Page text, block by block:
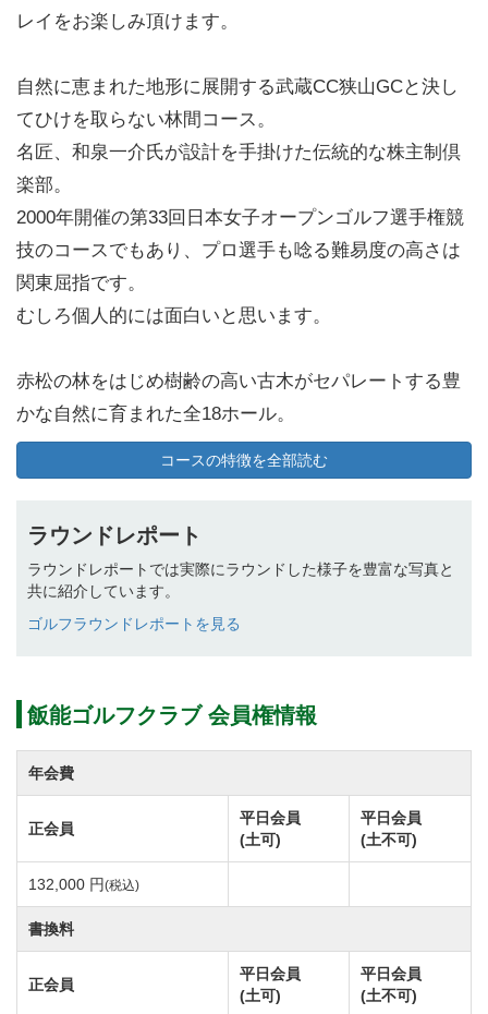
レイをお楽しみ頂けます。
自然に恵まれた地形に展開する武蔵CC狭山GCと決し
てひけを取らない林間コース。
名匠、和泉一介氏が設計を手掛けた伝統的な株主制倶
楽部。
2000年開催の第33回日本女子オープンゴルフ選手権競
技のコースでもあり、プロ選手も唸る難易度の高さは
関東屈指です。
むしろ個人的には面白いと思います。
赤松の林をはじめ樹齢の高い古木がセパレートする豊
かな自然に育まれた全18ホール。
広々としたフェアウェイは距離もあり、どこまでも真
っ直ぐに続いています。
配置で一様の攻めを許さない戦略性に富んだレイアウ
ト。
開放的なレストランからは恋ヶ窪池が一望でき、景観
平成２３年６月より入会預託金を１００万円減額し購
入しやすくなった名門コースです。
是非ご検討ください。
◆コースの方からの情報（平成２３年７月現在、コー
スの都合で変更される場合がございますので、念のた
１）会員お一人の来場及び会員同士の組み単位での来
コースの特徴を全部読む
ラウンドレポート
ラウンドレポートでは実際にラウンドした様子を豊富な写真と
共に紹介しています。
ゴルフラウンドレポートを見る
飯能ゴルフクラブ 会員権情報
年会費
正会員
平日会員
(土可)
平日会員
(土不可)
132,000 円(税込)
書換料
正会員
平日会員
(土可)
平日会員
(土不可)